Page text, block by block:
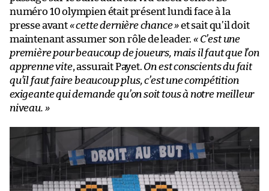
numéro 10 olympien était présent lundi face à la
presse avant« cette dernière chance »et sait qu’il doit
maintenant assumer son rôle de leader. « C’est une
première pour beaucoup de joueurs, mais il faut que l’on
apprenne vite, assurait Payet. On est conscients du fait
qu’il faut faire beaucoup plus, c’est une compétition
exigeante qui demande qu’on soit tous à notre meilleur
niveau. »